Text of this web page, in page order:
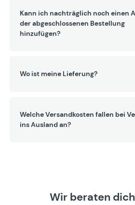
Kann ich nachträglich noch einen
der abgeschlossenen Bestellung
hinzufügen?
Wo ist meine Lieferung?
Welche Versandkosten fallen bei
ins Ausland an?
Wir beraten